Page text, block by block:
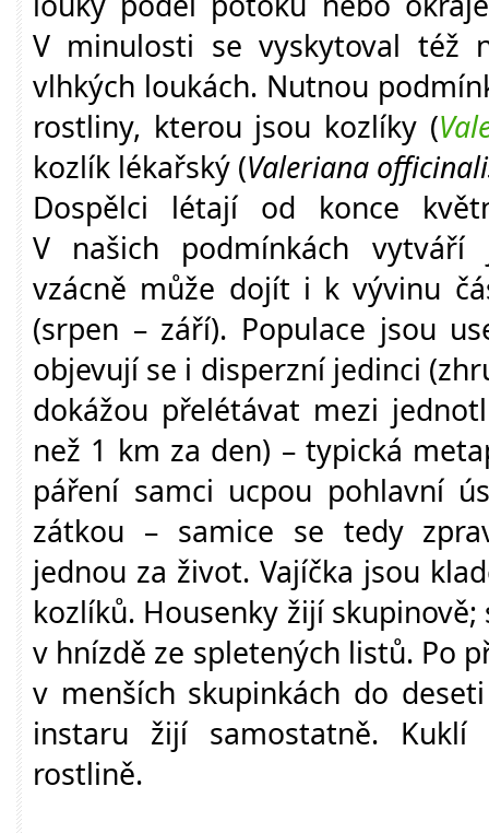
V minulosti se vyskytoval též
vlhkých loukách. Nutnou
rostliny, kterou jsou kozlíky (
kozlík lékařský (Valeriana
Dospělci létají od konce
V našich podmínkách vytváří
vzácně může dojít i k vývinu
(srpen – září). Populace jsou
objevují se i disperzní jedinci
dokážou přelétávat mezi
než 1 km za den) – typická
páření samci ucpou pohlavní
zátkou – samice se tedy
jednou za život. Vajíčka jsou
kozlíků. Housenky žijí
v hnízdě ze spletených listů. Po
v menších skupinkách do
instaru žijí samostatně.
rostlině.